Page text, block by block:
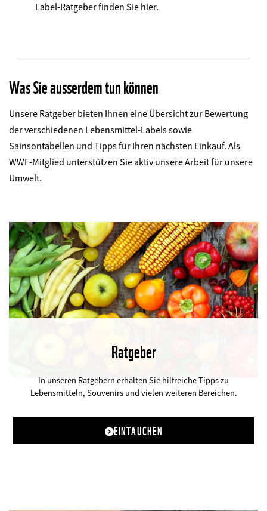
Label-Ratgeber finden Sie hier.
Was Sie ausserdem tun können
Unsere Ratgeber bieten Ihnen eine Übersicht zur Bewertung
der verschiedenen Lebensmittel-Labels sowie
Sainsontabellen und Tipps für Ihren nächsten Einkauf. Als
WWF-Mitglied unterstützen Sie aktiv unsere Arbeit für unsere
Umwelt.
Ratgeber
In unseren Ratgebern erhalten Sie hilfreiche Tipps zu
Lebensmitteln, Souvenirs und vielen weiteren Bereichen.
EINTAUCHEN